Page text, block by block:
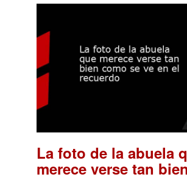
La foto de la abuela
merece verse tan